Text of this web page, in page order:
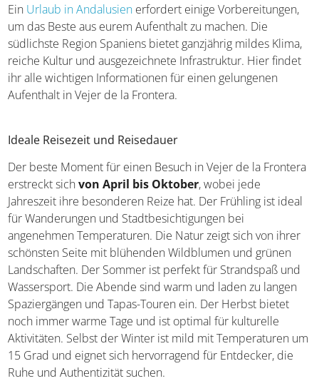
Ein Urlaub in Andalusien erfordert einige Vorbereitungen,
um das Beste aus eurem Aufenthalt zu machen. Die
südlichste Region Spaniens bietet ganzjährig mildes Klima,
reiche Kultur und ausgezeichnete Infrastruktur. Hier findet
ihr alle wichtigen Informationen für einen gelungenen
Aufenthalt in Vejer de la Frontera.
Ideale Reisezeit und Reisedauer
Der beste Moment für einen Besuch in Vejer de la Frontera
erstreckt sichvon April bis Oktober, wobei jede
Jahreszeit ihre besonderen Reize hat. Der Frühling ist ideal
für Wanderungen und Stadtbesichtigungen bei
angenehmen Temperaturen. Die Natur zeigt sich von ihrer
schönsten Seite mit blühenden Wildblumen und grünen
Landschaften. Der Sommer ist perfekt für Strandspaß und
Wassersport. Die Abende sind warm und laden zu langen
Spaziergängen und Tapas-Touren ein. Der Herbst bietet
noch immer warme Tage und ist optimal für kulturelle
Aktivitäten. Selbst der Winter ist mild mit Temperaturen um
15 Grad und eignet sich hervorragend für Entdecker, die
Ruhe und Authentizität suchen.